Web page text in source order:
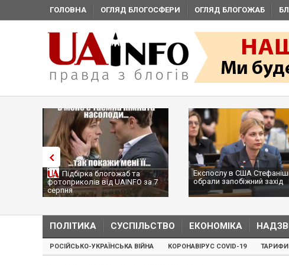
ГОЛОВНА ОГЛЯД БЛОГОСФЕРИ ОГЛЯД БЛОГОЖАБ
Підбірка блогожаб та
фотоприколів від UAINFO за 7
серпня
Експослу в США
обрали запобіжний захід
ПОЛІТИКА СУСПІЛЬСТВО ЕКОНОМІКА
РОСІЙСЬКО-УКРАЇНСЬКА ВІЙНА КОРОНАВІРУС COVID-19 ТАРИФИ